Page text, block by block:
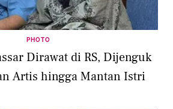
PHOTO
Dirawat di RS, Dijenguk
Artis hingga Mantan Istri